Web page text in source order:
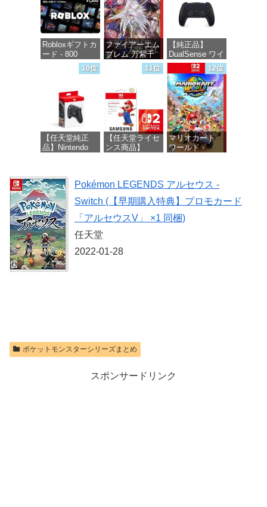
Robloxギフトカ
ード - 800
Robux 【限定バ
ーチャルアイテ
【オンラインゲ
ームコード】
ロブロックス |
オンラインコー
ド版
価格：¥1,300
ファイアーエム
ブレム 万紫千
紅 -Switch2
【純正品】
DualSense ワイ
ヤレスコントロ
ーラー ミッド
ナイト ブラッ
ク(CFI-
ZCT2J01)
価格：¥10,737
10位
【任天堂純正
品】Nintendo
価格：¥9,980
11位
【任天堂ライセ
ンス商品】
256GB for
Nintendo Switch
2(サムスン マイ
クロSDエクス
プレスカード
限定特典】
12位
マリオカート
ワールド -
Pokémon LEGENDS アルセウス -
Switch (【早期購入特典】プロモカード
「アルセウスV」 ×1 同梱)
任天堂
2022-01-28
ポケットモンスターシリーズまとめ
スポンサードリンク